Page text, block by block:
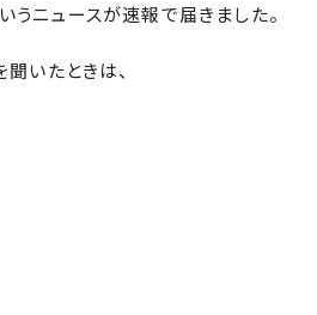
ニュースが速報で届きました。
いたときは、